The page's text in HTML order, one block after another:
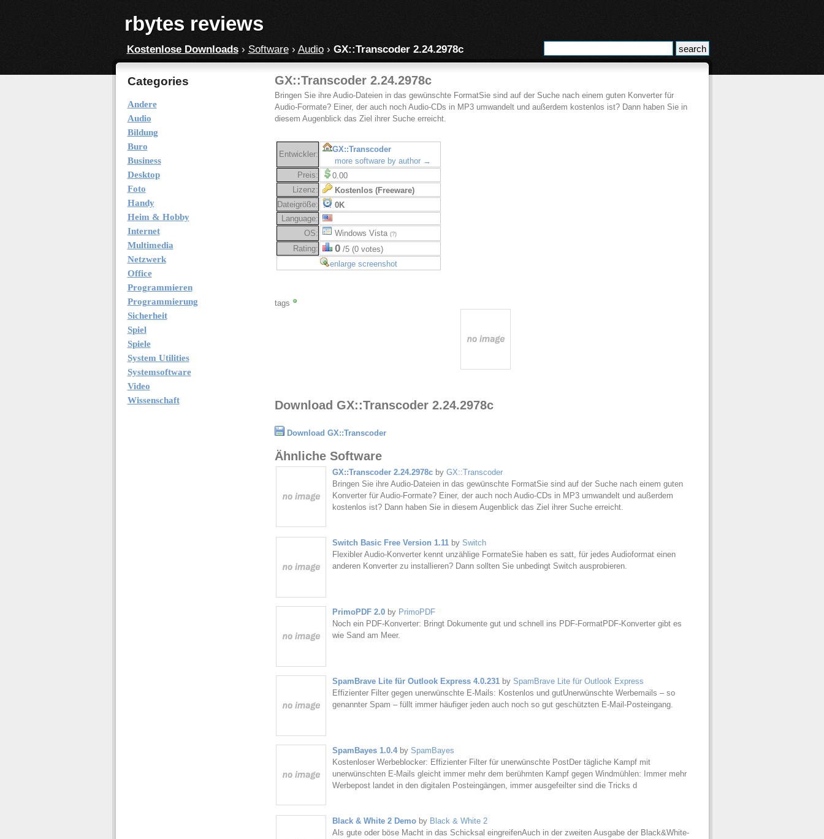
rbytes reviews
Kostenlose Downloads› Software› Audio› GX::Transcoder 2.24.2978c
Categories
Andere
Audio
Bildung
Buro
Business
Desktop
Foto
Handy
Heim & Hobby
Internet
Multimedia
Netzwerk
Office
Programmieren
Programmierung
Sicherheit
Spiel
Spiele
System Utilities
Systemsoftware
Video
Wissenschaft
GX::Transcoder 2.24.2978c
Bringen Sie ihre Audio-Dateien in das gewünschte FormatSie sind auf der Suche nach einem guten Konverter für
Audio-Formate? Einer, der auch noch Audio-CDs in MP3 umwandelt und außerdem kostenlos ist? Dann haben Sie in
diesem Augenblick das Ziel ihrer Suche erreicht.
Entwickler:
GX::Transcoder
more software by author →
Preis:
0.00
Lizenz:
Kostenlos (Freeware)
Dateigröße:
0K
Language:
OS:
Windows Vista (?)
Rating: 0/5 (0 votes)
enlarge screenshot
tags
Download GX::Transcoder 2.24.2978c
Download GX::Transcoder
Ähnliche Software
GX::Transcoder 2.24.2978cby GX::Transcoder
Bringen Sie ihre Audio-Dateien in das gewünschte FormatSie sind auf der Suche nach einem guten
Konverter für Audio-Formate? Einer, der auch noch Audio-CDs in MP3 umwandelt und außerdem
kostenlos ist? Dann haben Sie in diesem Augenblick das Ziel ihrer Suche erreicht.
Switch Basic Free Version 1.11by Switch
Flexibler Audio-Konverter kennt unzählige FormateSie haben es satt, für jedes Audioformat einen
anderen Konverter zu installieren? Dann sollten Sie unbedingt Switch ausprobieren.
PrimoPDF 2.0by PrimoPDF
Noch ein PDF-Konverter: Bringt Dokumente gut und schnell ins PDF-FormatPDF-Konverter gibt es
wie Sand am Meer.
SpamBrave Lite für Outlook Express 4.0.231by SpamBrave Lite für Outlook Express
Effizienter Filter gegen unerwünschte E-Mails: Kostenlos und gutUnerwünschte Werbemails – so
genannter Spam – füllt immer häufiger jeden auch noch so gut geschützten E-Mail-Posteingang.
SpamBayes 1.0.4by SpamBayes
Kostenloser Werbeblocker: Effizienter Filter für unerwünschte PostDer tägliche Kampf mit
unerwünschten E-Mails gleicht immer mehr dem berühmten Kampf gegen Windmühlen: Immer mehr
Werbepost landet in den digitalen Posteingängen, immer ausgefeilter sind die Tricks d
Black & White 2 Demoby Black & White 2
Als gute oder böse Macht in das Schicksal eingreifenAuch in der zweiten Ausgabe der Black&White-